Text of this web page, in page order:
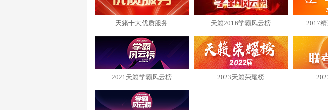
天籁十大优质服务 天籁2016学霸风云榜 2017
2021天籁学霸风云榜 2023天籁荣耀榜